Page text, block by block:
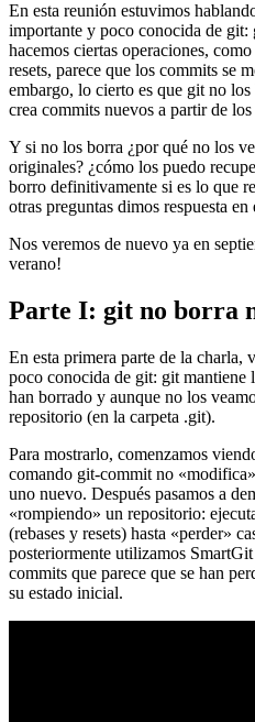
En esta reunión estuvimos
importante y poco conocida de
hacemos ciertas operaciones,
resets, parece que los commits se
embargo, lo cierto es que git no
crea commits nuevos a partir de los
Y si no los borra ¿por qué no los
originales? ¿cómo los puedo
borro definitivamente si es lo que
otras preguntas dimos respuesta en
Nos veremos de nuevo ya en
verano!
Parte I: git no borra
En esta primera parte de la charla,
poco conocida de git: git mantiene
han borrado y aunque no los
repositorio (en la carpeta .git).
Para mostrarlo, comenzamos
comando git-commit no
uno nuevo. Después pasamos a
«rompiendo» un repositorio:
(rebases y resets) hasta «perder»
posteriormente utilizamos
commits que parece que se han
su estado inicial.